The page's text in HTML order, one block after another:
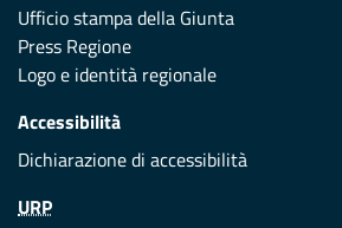
Ufficio stampa della Giunta
Press Regione
Logo e identità regionale
Accessibilità
Dichiarazione di accessibilità
URP